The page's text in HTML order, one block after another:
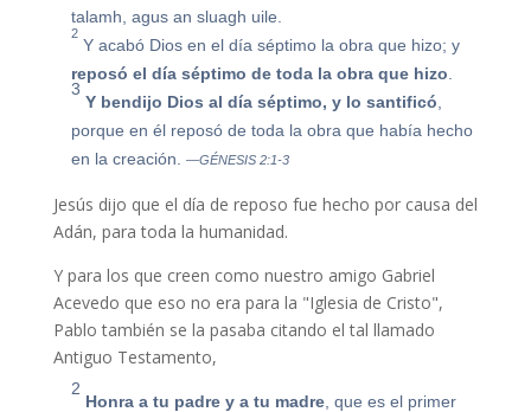
talamh, agus an sluagh uile.
2
Y acabó Dios en el día séptimo la obra que hizo; y
reposó el día séptimo de toda la obra que hizo
3
Y bendijo Dios al día séptimo, y lo santificó
porque en él reposó de toda la obra que había hecho
en la creación.
—GÉNESIS 2:1-3
Jesús dijo que el día de reposo fue hecho por causa del
Adán, para toda la humanidad.
Y para los que creen como nuestro amigo Gabriel
Acevedo que eso no era para la "Iglesia de Cristo",
Pablo también se la pasaba citando el tal llamado
Antiguo Testamento,
2
Honra a tu padre y a tu madre, que es el primer